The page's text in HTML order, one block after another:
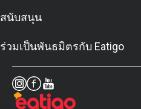
ไข่สองฟองในแบบที่คุณชอบ
เทศย่างและแฮชบราวน์
ซีซาร์สลัด
เบคอนกรอบ พาร์เมซานชีส แล
สลัดควินัว
FAQs
Athenee Hotel offer?
A: It features an
seafood, Asian favourites,
gourmet desserts.
สนับสนุน
ร่วมเป็นพันธมิตรกับ Eatigo